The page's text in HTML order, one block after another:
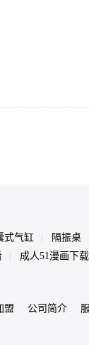
式气缸 隔振桌
成人51漫画下载
盟 公司简介